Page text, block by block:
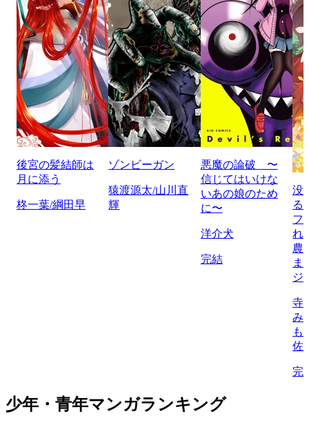
後宮の髪結師は
月に添う
柊一葉/綱田早
ゾンビーガン
猿渡源太/山川直
輝
悪魔の論破 〜
信じてはいけな
いあの娘のため
に〜
洋介犬
完結
没
る
フ
れ
農
ま
ジ
寺
み
も
佐
完
少年・青年マンガランキング